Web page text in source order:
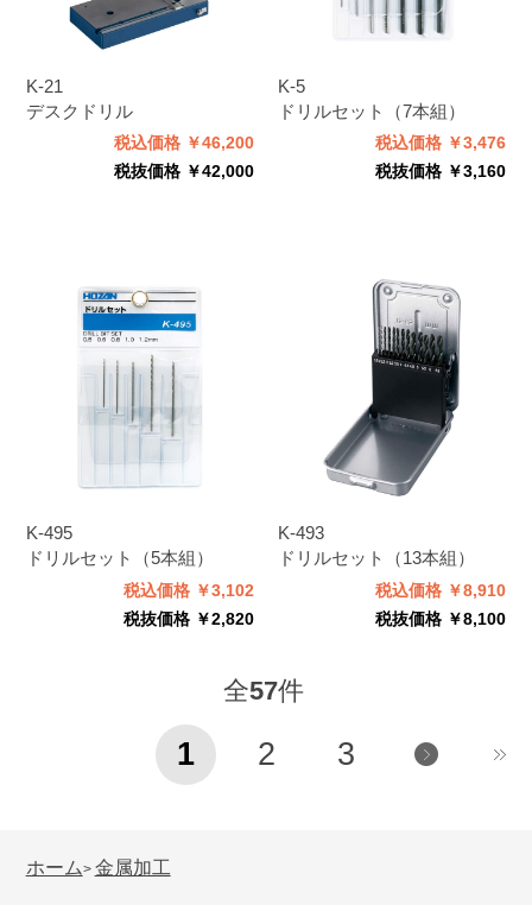
K-21
デスクドリル
税込価格 ￥46,200
税抜価格 ￥42,000
K-5
ドリルセット（7本組）
税込価格 ￥3,476
税抜価格 ￥3,160
K-495
ドリルセット（5本組）
税込価格 ￥3,102
税抜価格 ￥2,820
K-493
ドリルセット（13本組）
税込価格 ￥8,910
税抜価格 ￥8,100
全57件
1 2 3
ホーム> 金属加工